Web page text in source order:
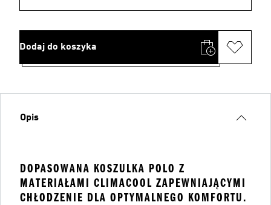
Dodaj do koszyka
Opis
DOPASOWANA KOSZULKA POLO Z
MATERIAŁAMI CLIMACOOL ZAPEWNIAJĄCYMI
CHŁODZENIE DLA OPTYMALNEGO KOMFORTU.